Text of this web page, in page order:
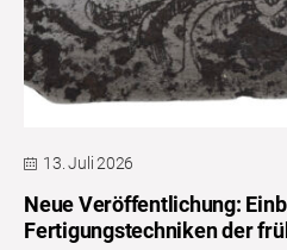
13. Juli 2026
Neue Veröffentlichung:
Fertigungstechniken der